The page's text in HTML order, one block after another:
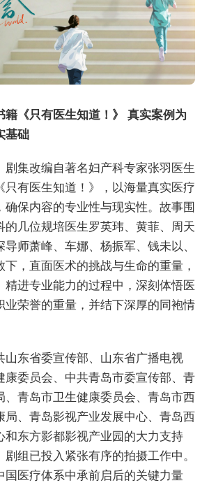
籍《只有医生知道！》 真实案例为
基础
剧集改编自著名妇产科专家张羽医生
只有医生知道！》，以海量真实医疗
确保内容的专业性与现实性。故事围
的几位规培医生罗英玮、黄菲、周天
导师萧峰、车娜、杨振军、钱未以、
，直面医术的挑战与生命的重量，
精进专业能力的过程中，深刻体悟医
业荣誉的重量，并结下深厚的同袍情
山东省委宣传部、山东省广播电视
康委员会、中共青岛市委宣传部、青
、青岛市卫生健康委员会、青岛市西
局、青岛影视产业发展中心、青岛西
和东方影都影视产业园的大力支持
组已投入紧张有序的拍摄工作中。
国医疗体系中承前启后的关键力量